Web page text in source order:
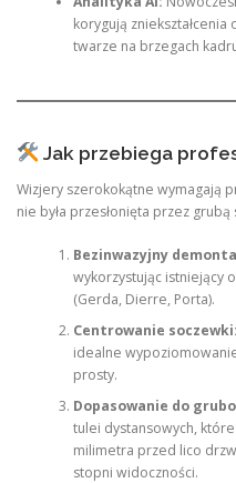
korygują
twarze na brzegach
Jak przebiega
Wizjery szerokokątne wymagają
nie była przesłonięta przez
Bezinwazyjny
wykorzystując istniejący
(Gerda, Dierre, Porta).
Centrowanie soczewki:
idealne
prosty.
Dopasowanie do
tulei dystansowych,
milimetra przed lico
stopni widoczności.